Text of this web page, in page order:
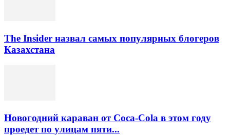
The Insider назвал самых популярных блогеров
Казахстана
Новогодний караван от Coca-Cola в этом году
проедет по улицам пяти...